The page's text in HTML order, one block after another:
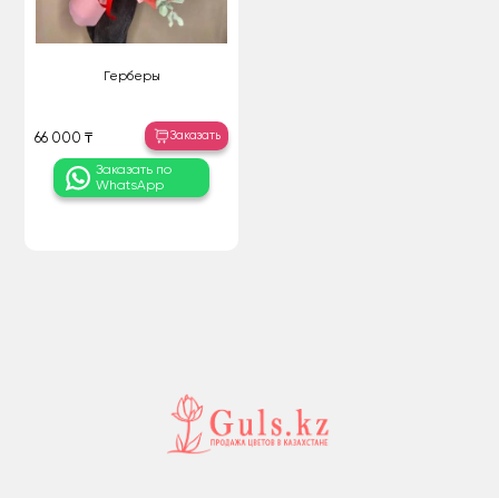
Герберы
66 000 ₸ Заказать
Заказать по
WhatsApp